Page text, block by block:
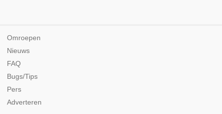
Omroepen
Nieuws
FAQ
Bugs/Tips
Pers
Adverteren